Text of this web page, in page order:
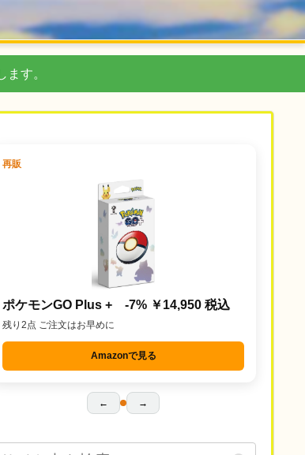
す。
再販
ポケモンGO Plus + -7% ￥14,950 税込
残り2点 ご注文はお早めに
Amazonで見る
← →